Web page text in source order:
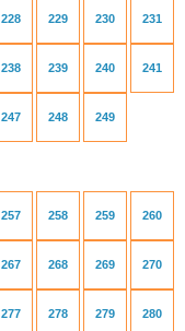
228 229 230 231
238 239 240 241
247 248 249
257 258 259 260
267 268 269 270
277 278 279 280